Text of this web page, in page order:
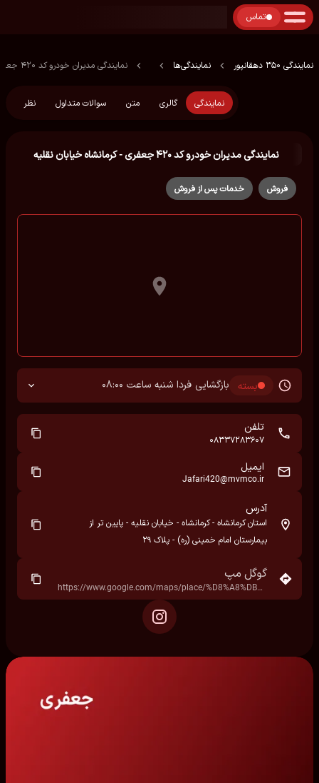
تماس
نمایندگی 350 دهقانپور نمایندگی‌ها نمایندگی مدیران خودرو کد ۴۲۰ جعفری - کرمانشاه خیابان نقلیه
نمایندگی گالری متن سوالات متداول نظر
نمایندگی مدیران خودرو کد ۴۲۰ جعفری - کرمانشاه خیابان نقلیه
فروش خدمات پس از فروش
بسته بازگشایی فردا شنبه ساعت 08:00
تلفن
08337283607
ایمیل
Jafari420@mvmco.ir
آدرس
استان کرمانشاه - کرمانشاه - خیابان نقلیه - پایین تر از
بیمارستان امام خمینی (ره) - پلاک ۲۹
گوگل مپ
https://www.google.com/maps/place/%D8%A8%DB%8C%D9%85%D8%A7%D8%B1%D8%B3%D8%AA%D8%A7%D9%86+%D8%A7%D9%85%D8%A7%D9%85+%D8%AE%D9%85%DB%8C%D9%86%DB%8C%E2%80%AD/@34.3128433,47.0536748,17z/data=!3m1!4b1!4m6!3m5!1s0x3ffaee7401ced051:0x2f2cf86c8ecdced8!8m2!3d34.3128433!4d47.0536748!16s%2Fg%2F11gxssf06j